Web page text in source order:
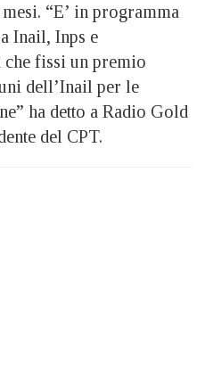
“E’ in programma
Inail, Inps e
fissi un premio
dell’Inail per le
ha detto a Radio Gold
del CPT.